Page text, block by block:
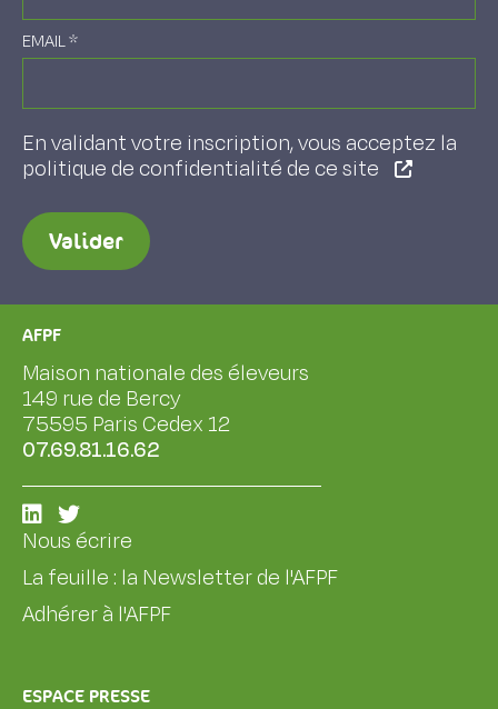
EMAIL*
En validant votre inscription, vous acceptez la
politique de confidentialité de ce site
Valider
AFPF
Maison nationale des éleveurs
149 rue de Bercy
75595 Paris Cedex 12
07.69.81.16.62
Nous écrire
La feuille : la Newsletter de l'AFPF
Adhérer à l'AFPF
ESPACE PRESSE